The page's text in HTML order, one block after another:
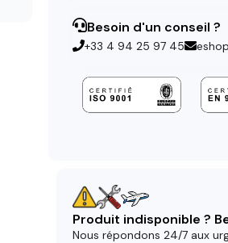
Besoin d'un conseil ?
+33 4 94 25 97 45
Produit indisponible ?
Nous répondons 24/7 aux